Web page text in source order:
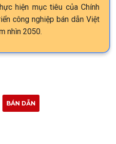
hiện mục tiêu của Chính
công nghiệp bán dẫn Việt
nhìn 2050.
BÁN DẪN